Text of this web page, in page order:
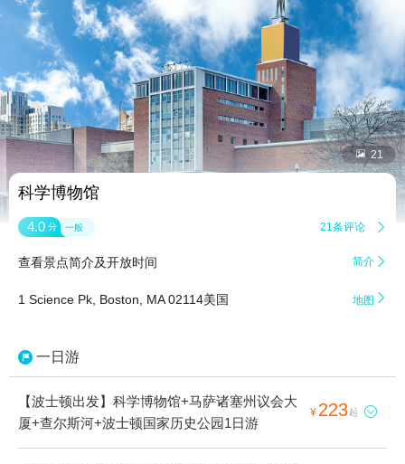
 21
科学博物馆
4.0 分 一般 21条评论 
查看景点简介及开放时间 简介 
1 Science Pk, Boston, MA 02114美国 地图 
一日游
【波士顿出发】科学博物馆+马萨诸塞州议会大
厦+查尔斯河+波士顿国家历史公园1日游
¥ 223起 
